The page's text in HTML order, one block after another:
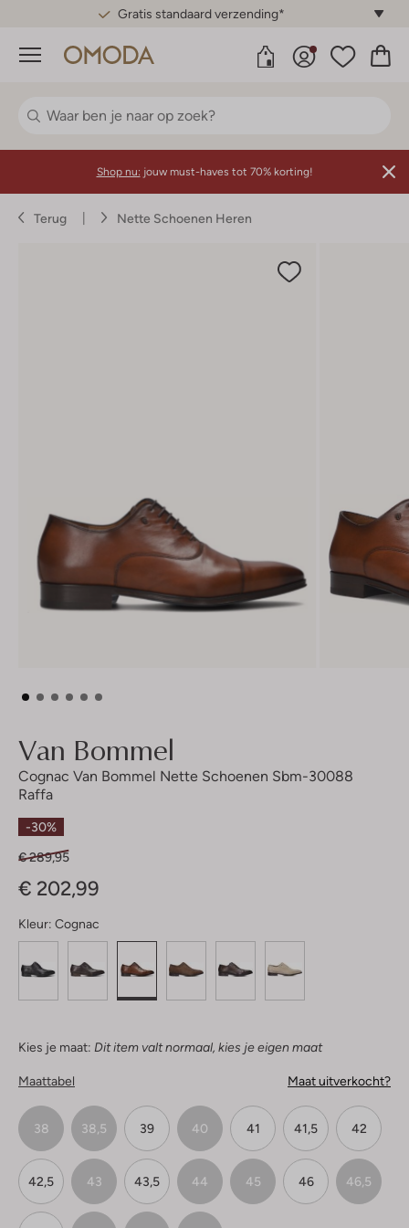
Gratis standaard verzending*
Menu
Shop nu: jouw must-haves tot 70% korting!
Terug Nette Schoenen Heren
Van Bommel
Cognac Van Bommel Nette Schoenen Sbm-30088
Raffa
-30%
€ 289,95
€ 202,99
Kleur: Cognac
Kies je maat: Dit item valt normaal, kies je eigen maat
Maattabel Maat uitverkocht?
38 38,5 39 40 41 41,5 42
42,5 43 43,5 44 45 46 46,5